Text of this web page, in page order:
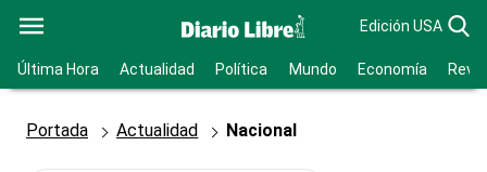
Edición USA
Última Hora Actualidad Política Mundo Economía
Portada Actualidad Nacional